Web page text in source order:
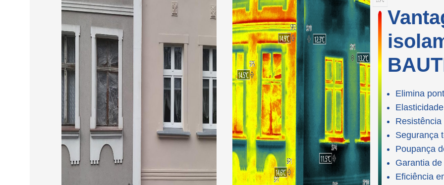
Elimina
Resistência
Segurança
Poupança
Garantia
Eficiência